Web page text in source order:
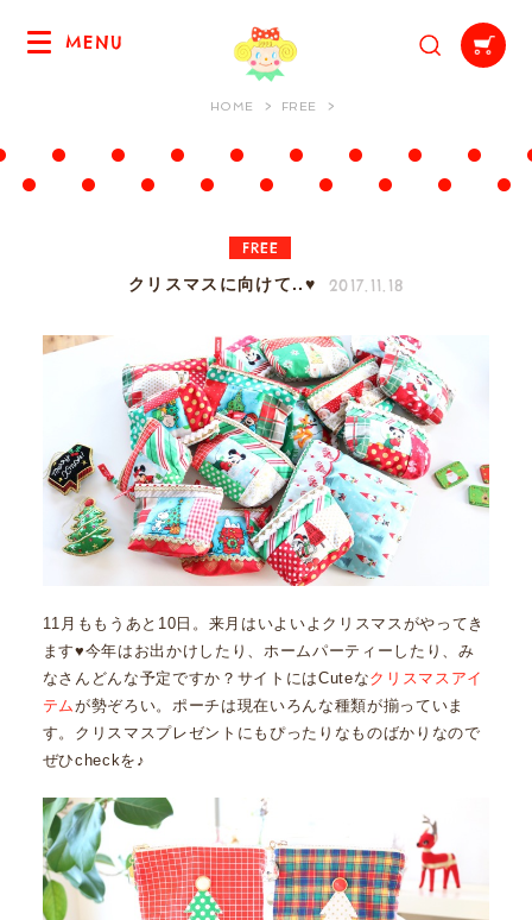
MENU
HOME FREE
FREE
クリスマスに向けて..♥ 2017.11.18
11月ももうあと10日。来月はいよいよクリスマスがやってき
ます♥今年はお出かけしたり、ホームパーティーしたり、み
なさんどんな予定ですか？サイトにはCuteなクリスマスアイ
テムが勢ぞろい。ポーチは現在いろんな種類が揃っていま
す。クリスマスプレゼントにもぴったりなものばかりなので
ぜひcheckを♪